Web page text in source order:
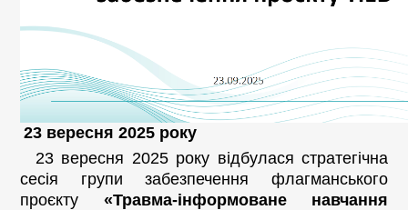
23 вересня 2025 року
23 вересня 2025 року відбулася стратегічна
сесія групи забезпечення флагманського
проєкту «Травма-інформоване навчання